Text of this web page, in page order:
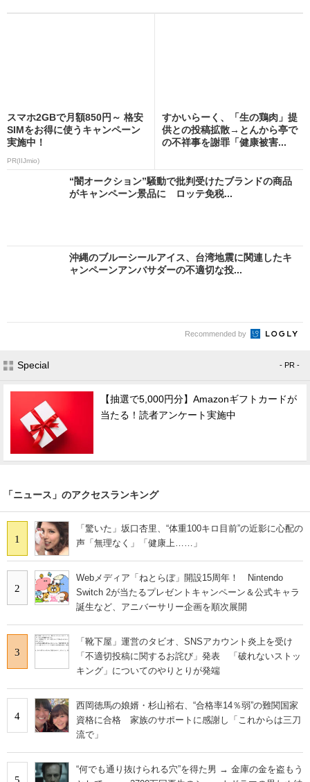
スマホ2GBで月額850円～ 格安
SIMをお得に使うキャンペーン
実施中！
PR(IIJmio)
すかいらーく、「生の鶏肉」提
供との投稿拡散→とんから亭で
の不祥事を謝罪「健康被害...
“闇オークション”騒動で批判受けたブランドの商品
がキャンペーン景品に ロッテ免税...
沖縄のブルーシールアイス、台湾地震に関連したキ
ャンペーンアンバサダーの不適切な投...
Recommended by
Special - PR -
【抽選で5,000円分】Amazonギフトカードが
当たる！読者アンケート実施中
「ニュース」のアクセスランキング
1
「驚いた」坂口杏里、“体重100キロ目前”の近影に心配の
声「無理なく」「健康上……」
2
Webメディア「ねとらぼ」開設15周年！ Nintendo
Switch 2が当たるプレゼントキャンペーン＆公式キャラ
誕生など、アニバーサリー企画を順次展開
3
「靴下屋」運営のタビオ、SNSアカウント炎上を受け
「不適切投稿に関するお詫び」発表 「破れないストッ
キング」についてのやりとりが発端
4
西岡徳馬の娘婿・杉山裕右、“合格率14％弱”の難関国家
資格に合格 家族のサポートに感謝し「これからは三刀
流で」
“何でも通り抜けられる穴”を得た男 → 金庫の金を盗もう